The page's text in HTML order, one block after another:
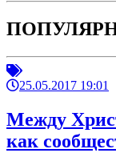
25.05.2017 19:01
Между
как